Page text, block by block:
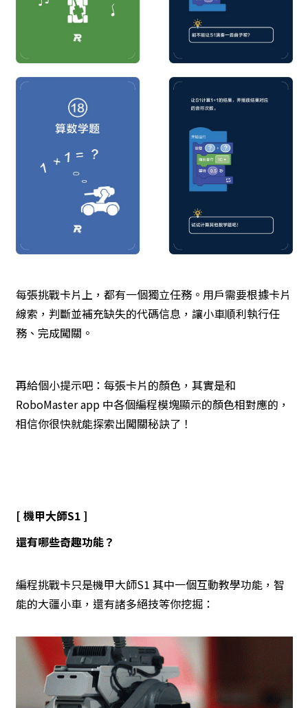
每張挑戰卡片上，都有一個獨立任務。用戶需要根據卡片
線索，判斷並補充缺失的代碼信息，讓小車順利執行任
務、完成闖關。
再給個小提示吧：每張卡片的顏色，其實是和
RoboMaster app 中各個編程模塊顯示的顏色相對應的，
相信你很快就能探索出闖關秘訣了！
[ 機甲大師S1 ]
還有哪些奇趣功能？
編程挑戰卡只是機甲大師S1 其中一個互動教學功能，智
能的大疆小車，還有諸多絕技等你挖掘：